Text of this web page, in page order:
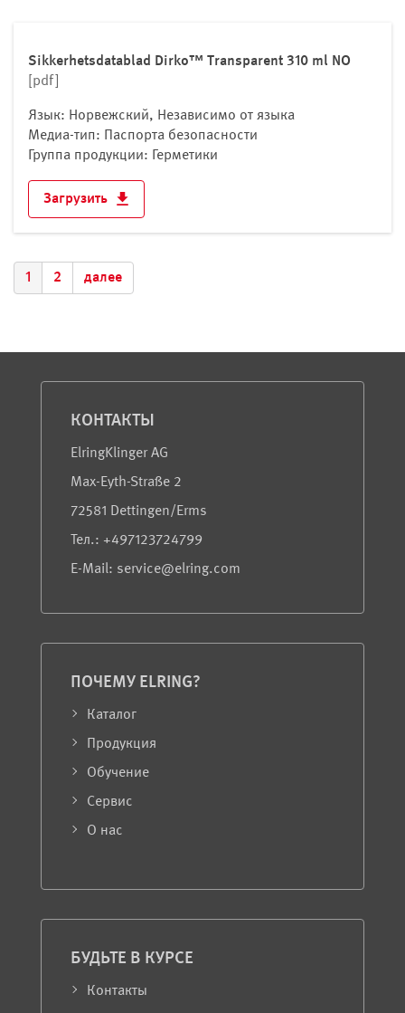
Sikkerhetsdatablad Dirko™ Transparent 310 ml NO
[pdf]
Язык: Норвежский, Независимо от языка
Медиа-тип: Паспорта безопасности
Группа продукции: Герметики
Загрузить
1 2 далее
КОНТАКТЫ
ElringKlinger AG
Max-Eyth-Straße 2
72581 Dettingen/Erms
Teл.: +497123724799
E-Mail: service@elring.com
ПОЧЕМУ ELRING?
Каталог
Продукция
Обучение
Сервис
О нас
БУДЬТЕ В КУРСЕ
Контакты